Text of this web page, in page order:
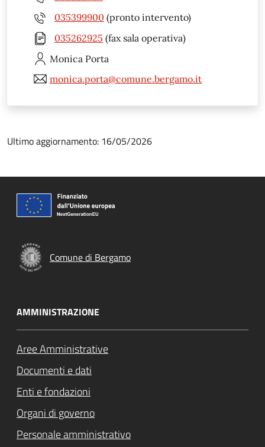
035399900 (pronto intervento)
035262925 (fax sala operativa)
Monica Porta
monica.porta@comune.bergamo.it
Ultimo aggiornamento: 16/05/2026
Comune di Bergamo
AMMINISTRAZIONE
Aree Amministrative
Documenti e dati
Enti e fondazioni
Organi di governo
Personale amministrativo